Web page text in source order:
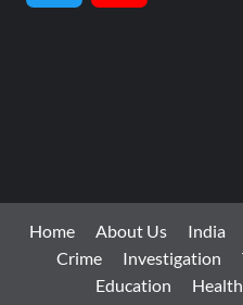
Home About Us India
Crime
Investigation
Education
Health